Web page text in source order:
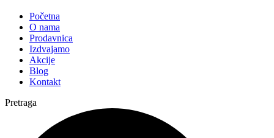
Početna
O nama
Prodavnica
Izdvajamo
Akcije
Blog
Kontakt
Pretraga